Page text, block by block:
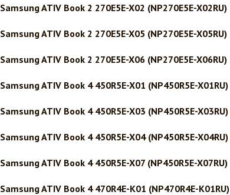
Samsung ATIV Book 2 270E5E-X02 (NP270E5E-X02RU)
Samsung ATIV Book 2 270E5E-X05 (NP270E5E-X05RU)
Samsung ATIV Book 2 270E5E-X06 (NP270E5E-X06RU)
Samsung ATIV Book 4 450R5E-X01 (NP450R5E-X01RU)
Samsung ATIV Book 4 450R5E-X03 (NP450R5E-X03RU)
Samsung ATIV Book 4 450R5E-X04 (NP450R5E-X04RU)
Samsung ATIV Book 4 450R5E-X07 (NP450R5E-X07RU)
Samsung ATIV Book 4 470R4E-K01 (NP470R4E-K01RU)